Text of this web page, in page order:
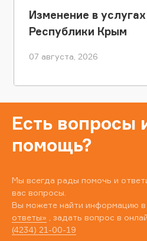
Изменение в
Республики Крым
07 августа, 2026
Есть вопросы
помощь?
Мы всегда рады помочь и
вас вопросы.
Вы можете найти информацию в
ответы» , задать вопрос в
(4234) 21-00-19